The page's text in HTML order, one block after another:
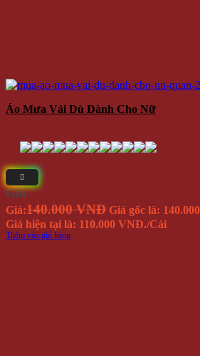
Áo Mưa Vải Dù Dành Cho Nữ
Giá
Giá:140.000 VNĐ Giá gốc là:
Giá hiện tại là: 110.000 VNĐ./Cái
Thêm vào giỏ hàng